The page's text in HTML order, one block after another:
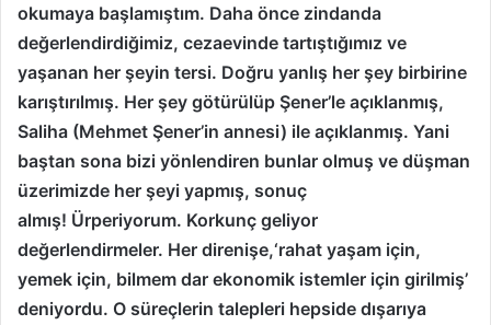
okumaya başlamıştım. Daha önce zindanda
değerlendirdiğimiz, cezaevinde tartıştığımız ve
yaşanan her şeyin tersi. Doğru yanlış her şey birbirine
karıştırılmış. Her şey götürülüp Şener’le açıklanmış,
Saliha (Mehmet Şener’in annesi) ile açıklanmış. Yani
baştan sona bizi yönlendiren bunlar olmuş ve düşman
üzerimizde her şeyi yapmış, sonuç
almış! Ürperiyorum. Korkunç geliyor
değerlendirmeler. Her direnişe,‘rahat yaşam için,
yemek için, bilmem dar ekonomik istemler için girilmiş’
deniyordu. O süreçlerin talepleri hepside dışarıya